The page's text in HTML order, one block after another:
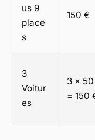
us 9
place
s
150 €
3
Voitur
es
3 x
= 150